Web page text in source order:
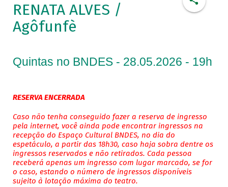
RENATA ALVES /
Agôfunfè
Quintas no BNDES - 28.05.2026 - 19h
RESERVA ENCERRADA
Caso não tenha conseguido fazer a reserva de ingresso
pela internet, você ainda pode encontrar ingressos na
recepção do Espaço Cultural BNDES, no dia do
espetáculo, a partir das 18h30, caso haja sobra dentre os
ingressos reservados e não retirados. Cada pessoa
receberá apenas um ingresso com lugar marcado, se for
o caso, estando o número de ingressos disponíveis
sujeito à lotação máxima do teatro.